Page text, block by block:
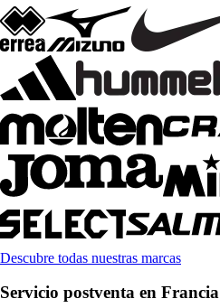
Descubre todas nuestras marcas
Servicio postventa en Francia